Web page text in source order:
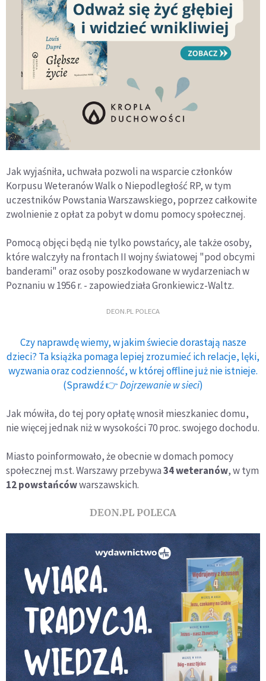
Jak wyjaśniła, uchwała pozwoli na wsparcie członków
Korpusu Weteranów Walk o Niepodległość RP, w tym
uczestników Powstania Warszawskiego, poprzez całkowite
zwolnienie z opłat za pobyt w domu pomocy społecznej.
Pomocą objęci będą nie tylko powstańcy, ale także osoby,
które walczyły na frontach II wojny światowej "pod obcymi
banderami" oraz osoby poszkodowane w wydarzeniach w
Poznaniu w 1956 r. - zapowiedziała Gronkiewicz-Waltz.
DEON.PL POLECA
Czy naprawdę wiemy, w jakim świecie dorastają nasze
dzieci? Ta książka pomaga lepiej zrozumieć ich relacje, lęki,
wyzwania oraz codzienność, w której offline już nie istnieje.
(Sprawdź 👉Dojrzewanie w sieci)
Jak mówiła, do tej pory opłatę wnosił mieszkaniec domu,
nie więcej jednak niż w wysokości 70 proc. swojego dochodu.
Miasto poinformowało, że obecnie w domach pomocy
społecznej m.st. Warszawy przebywa34 weteranów, w tym
12 powstańcówwarszawskich.
DEON.PL POLECA